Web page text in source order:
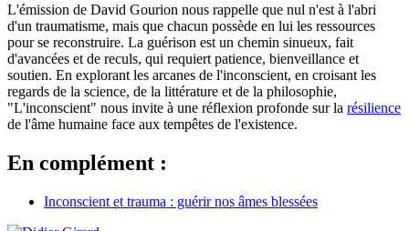
L'émission de David Gourion nous rappelle que nul n'est à l'abri
d'un traumatisme, mais que chacun possède en lui les ressources
pour se reconstruire. La guérison est un chemin sinueux, fait
d'avancées et de reculs, qui requiert patience, bienveillance et
soutien. En explorant les arcanes de l'inconscient, en croisant les
regards de la science, de la littérature et de la philosophie,
"L'inconscient" nous invite à une réflexion profonde sur la résilience
de l'âme humaine face aux tempêtes de l'existence.
En complément :
Inconscient et trauma : guérir nos âmes blessées